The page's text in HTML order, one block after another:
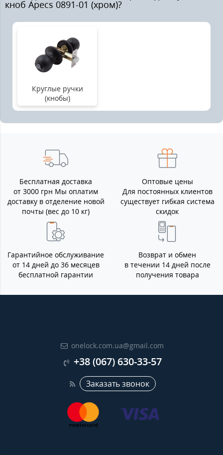
кноб Apecs 0891-01 (хром)?
Круглые ручки
(кнобы)
Бесплатная доставка
от 3000 грн Мы оплатим
доставку в отделение новой
почты (вес до 10 кг)
Оптовые цены
Для постоянных клиентов
существует гибкая система
скидок
Гарантийное обслуживание
от 14 дней до 36 месяцев
бесплатной гарантии
Возврат и обмен
в течении 14 дней после
получения товара
onelock.com.ua@gmail.com
+38 (067) 630-33-57
Заказать звонок